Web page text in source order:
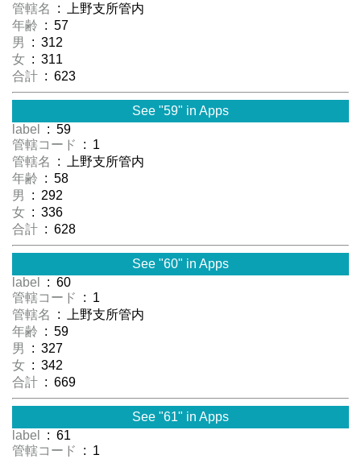
管轄名
: 上野支所管内
年齢 : 57
男
: 312
女 : 311
合計 : 623
See "59" in Apps
label
: 59
管轄コード
: 1
管轄名
: 上野支所管内
年齢 : 58
男
: 292
女 : 336
合計 : 628
See "60" in Apps
label
: 60
管轄コード
: 1
管轄名
: 上野支所管内
年齢 : 59
男
: 327
女 : 342
合計 : 669
See "61" in Apps
label
: 61
管轄コード
: 1